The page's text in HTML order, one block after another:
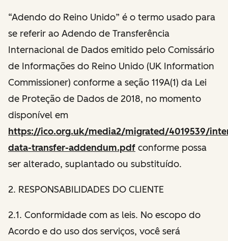
“Adendo do Reino Unido” é o termo usado para
se referir ao Adendo de Transferência
Internacional de Dados emitido pelo Comissário
de Informações do Reino Unido (UK Information
Commissioner) conforme a seção 119A(1) da Lei
de Proteção de Dados de 2018, no momento
disponível em
https://ico.org.uk/media2/migrated/4019539/
data-transfer-addendum.pdf conforme possa
ser alterado, suplantado ou substituído.
2. RESPONSABILIDADES DO CLIENTE
2.1. Conformidade com as leis. No escopo do
Acordo e do uso dos serviços, você será